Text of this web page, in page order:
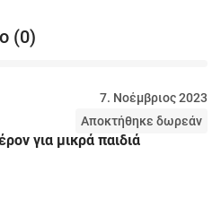
(0)
7. Νοέμβριος 2023
Αποκτήθηκε δωρεάν
για μικρά παιδιά